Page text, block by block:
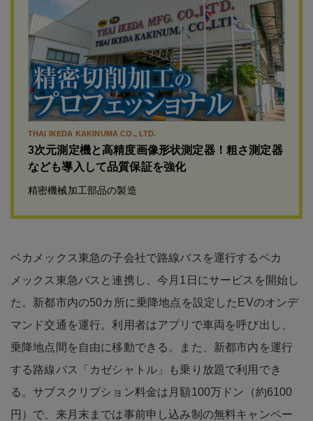
THAI IKEDA KAKINUMA CO., LTD.
3次元測定機と高精度画像形状測定器！粗さ測定器
なども導入して品質保証を強化
精密機械加工部品の製造
ベカメックス東急の子会社で路線バスを運行するベカ
メックス東急バスと連携し、今月1日にサービスを開始し
た。新都市内の50カ所に乗降地点を設定したEVのオンデ
マンド交通を運行。利用者はアプリで車両を呼び出し、
乗降地点間を自由に移動できる。また、新都市内を運行
する路線バス「カゼシャトル」も乗り放題で利用でき
る。サブスクリプション料金は月額100万ドン（約6100
円）で、来月末までは事前申し込み制の無料キャンペー